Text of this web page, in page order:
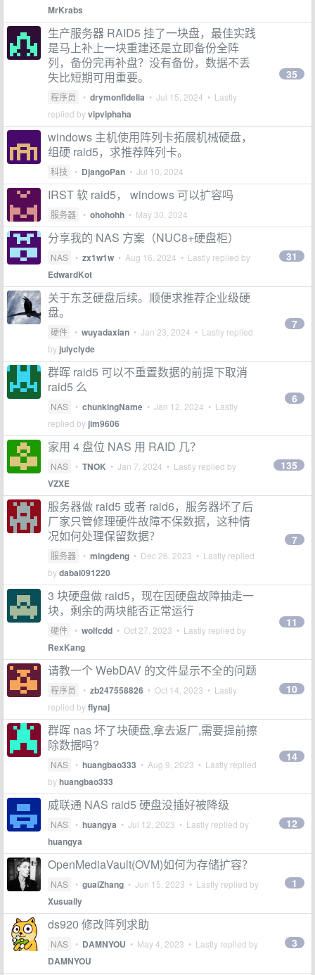
MrKrabs
生产服务器 RAID5 挂了一块盘，最佳实践
是马上补上一块重建还是立即备份全阵
列，备份完再补盘？没有备份，数据不丢
失比短期可用重要。
程序员 • drymonfidelia • Jul 15, 2024 • Lastly
replied byvipviphaha
35
windows 主机使用阵列卡拓展机械硬盘，
组硬 raid5，求推荐阵列卡。
科技 • DjangoPan • Jul 10, 2024
IRST 软 raid5， windows 可以扩容吗
服务器 • ohohohh • May 30, 2024
分享我的 NAS 方案（NUC8+硬盘柜）
NAS • zx1w1w • Aug 16, 2024 • Lastly replied by
EdwardKot
31
关于东芝硬盘后续。顺便求推荐企业级硬
盘。
硬件 • wuyadaxian • Jan 23, 2024 • Lastly replied
by julyclyde
7
群晖 raid5 可以不重置数据的前提下取消
raid5 么
NAS • chunkingName • Jan 12, 2024 • Lastly
replied by jim9606
6
家用 4 盘位 NAS 用 RAID 几？
NAS • TNOK • Jan 7, 2024 • Lastly replied by
VZXE
135
服务器做 raid5 或者 raid6，服务器坏了后
厂家只管修理硬件故障不保数据，这种情
况如何处理保留数据？
服务器 • mingdeng • Dec 26, 2023 • Lastly replied
bydabai091220
7
3 块硬盘做 raid5，现在因硬盘故障抽走一
块，剩余的两块能否正常运行
硬件 • wolfcdd • Oct 27, 2023 • Lastly replied by
RexKang
11
请教一个 WebDAV 的文件显示不全的问题
程序员 • zb247558826 • Oct 14, 2023 • Lastly
replied byflynaj
10
群晖 nas 坏了块硬盘,拿去返厂,需要提前擦
除数据吗?
NAS • huangbao333 • Aug 9, 2023 • Lastly replied
byhuangbao333
14
威联通 NAS raid5 硬盘没插好被降级
NAS • huangya • Jul 12, 2023 • Lastly replied by
huangya
12
OpenMediaVault(OVM)如何为存储扩容？
NAS • guaiZhang • Jun 15, 2023 • Lastly replied by
Xusually
1
ds920 修改阵列求助
NAS • DAMNYOU • May 4, 2023 • Lastly replied by
DAMNYOU
3